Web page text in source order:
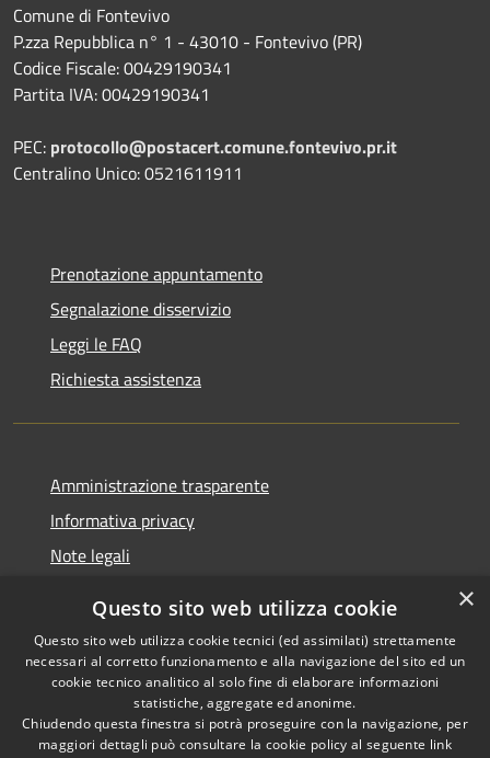
Comune di Fontevivo
P.zza Repubblica n° 1 - 43010 - Fontevivo (PR)
Codice Fiscale: 00429190341
Partita IVA: 00429190341
PEC: protocollo@postacert.comune.fontevivo.pr.it
Centralino Unico: 0521611911
Prenotazione appuntamento
Segnalazione disservizio
Leggi le FAQ
Richiesta assistenza
Amministrazione trasparente
Informativa privacy
Note legali
Accessibilità
Copyright © 2026 • Comune di
Fontevivo • Powered by
×
Questo sito web utilizza cookie
Questo sito web utilizza cookie tecnici (ed assimilati) strettamente
necessari al corretto funzionamento e alla navigazione del sito ed un
cookie tecnico analitico al solo fine di elaborare informazioni
statistiche, aggregate ed anonime.
Chiudendo questa finestra si potrà proseguire con la navigazione, per
maggiori dettagli può consultare la cookie policy al seguente link